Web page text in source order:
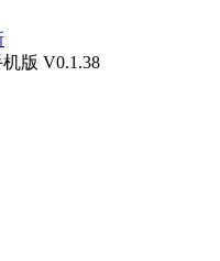
版 V0.1.38